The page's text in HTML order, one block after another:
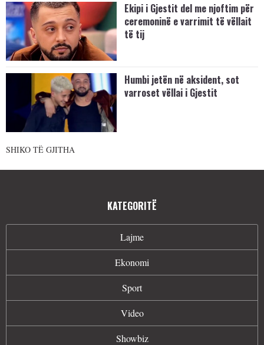
Ekipi i Gjestit del me njoftim për
ceremoninë e varrimit të vëllait
të tij
Humbi jetën në aksident, sot
varroset vëllai i Gjestit
SHIKO TË GJITHA
KATEGORITË
Lajme
Ekonomi
Sport
Video
Showbiz